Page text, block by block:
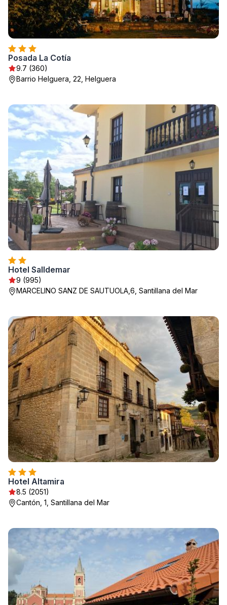
Posada La Cotía
9.7 (360)
Barrio Helguera, 22, Helguera
Hotel Salldemar
9 (995)
MARCELINO SANZ DE SAUTUOLA,6, Santillana del Mar
Hotel Altamira
8.5 (2051)
Cantón, 1, Santillana del Mar